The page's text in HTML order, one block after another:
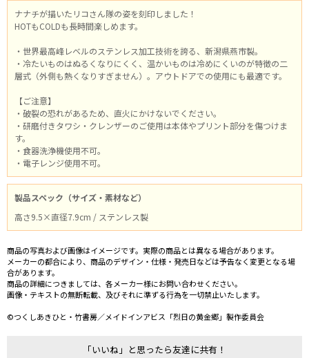
ナナチが描いたリコさん隊の姿を刻印しました！
HOTもCOLDも長時間楽しめます。
・世界最高峰レベルのステンレス加工技術を誇る、新潟県燕市製。
・冷たいものはぬるくなりにくく、温かいものは冷めにくいのが特徴の二
層式（外側も熱くなりすぎません）。アウトドアでの使用にも最適です。
【ご注意】
・破裂の恐れがあるため、直火にかけないでください。
・研磨付きタワシ・クレンザーのご使用は本体やプリント部分を傷つけま
す。
・食器洗浄機使用不可。
・電子レンジ使用不可。
製品スペック（サイズ・素材など）
高さ9.5×直径7.9cm / ステンレス製
商品の写真および画像はイメージです。実際の商品とは異なる場合があります。
メーカーの都合により、商品のデザイン・仕様・発売日などは予告なく変更となる場
合があります。
商品の詳細につきましては、各メーカー様にお問い合わせください。
画像・テキストの無断転載、及びそれに準ずる行為を一切禁止いたします。
©つくしあきひと・竹書房／メイドインアビス「烈日の黄金郷」製作委員会
「いいね」と思ったら友達に共有！